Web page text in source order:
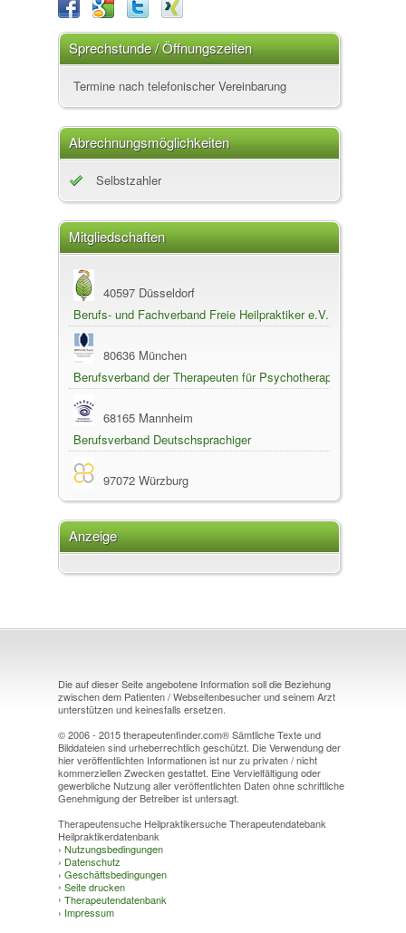
Sprechstunde / Öffnungszeiten
Termine nach telefonischer Vereinbarung
Abrechnungsmöglichkeiten
Selbstzahler
Mitgliedschaften
Berufs- und Fachverband Freie Heilpraktiker e.V.
40597 Düsseldorf
Berufsverband der Therapeuten für Psychotherapie
nach dem Heilpraktikergesetz e.V.
80636 München
Berufsverband Deutschsprachiger
Hypnotherapeuten
68165 Mannheim
Berufsverband für Feng Shui und Geomantie e.V.
97072 Würzburg
10961 Berlin
DGKT Deutsche Gesellschaft für Künstlerische
Initiative Traumanetzwerk – Anerkennung für
TraumatherapeutInnen ohne Approbation sowie
Internat. META-Medizin Assoc.
84140 Gangkofen
55450 Langenlonsheim
Verband psychologischer Berater
80995 München
30163 Hannover
Anzeige
Die auf dieser Seite angebotene Information soll die Beziehung
zwischen dem Patienten / Webseitenbesucher und seinem Arzt
unterstützen und keinesfalls ersetzen.
© 2006 - 2015 therapeutenfinder.com® Sämtliche Texte und
Bilddateien sind urheberrechtlich geschützt. Die Verwendung der
hier veröffentlichten Informationen ist nur zu privaten / nicht
kommerziellen Zwecken gestattet. Eine Vervielfältigung oder
gewerbliche Nutzung aller veröffentlichten Daten ohne schriftliche
Genehmigung der Betreiber ist untersagt.
Therapeutensuche Heilpraktikersuche Therapeutendatebank
Heilpraktikerdatenbank
› Nutzungsbedingungen
› Datenschutz
› Geschäftsbedingungen
› Seite drucken
› Therapeutendatenbank
› Impressum